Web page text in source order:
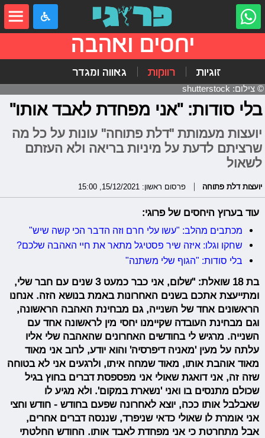
יחסים ואהבה
זוגיות רווקות גאווה ומגדר
© צילום: shutterstock
בלי סודות: "אני מפחדת לאבד אותו"
יועצות מעמותת "דלת פתוחה" עונות על כל מה
שרציתם לדעת על מיניות בריאה ולא העזתם
לשאול
יועצות דלת פתוחה פרסום ראשון: 15/12/2021, 15:00
עוד בערוץ היחסים של פרוגי:
מכתבים מהלב: "עשו עלי חרם וזה הדבר הכי קשה שיש"
שחקו וגלו: איזה שיר פסטיגל מתאר את חיי האהבה שלכם?
בלי סודות: "הגוף שלי משתנה"
בת 18 שואלת: "שלום, אני כבר כמעט 3 שנים עם חבר שלי,
ומתייעצת אתכם בשנים האחרונות באמת בנושא הזה. אנחנו
הראשונים אחד של השנייה, גם מבחינת האהבה הראשונה,
וגם מבחינת העובדה שקיימנו יחסי מין לראשונה אחד עם
השנייה. מרגיש לי בחודשים האחרונים שהאהבה שלי אליו
עלתה על מעין 'מאניה דיפרסיה' והוא יודע, לרוב אני מאוד
מאוד אוהבת אותו, מאוד שמחה איתו, ולרגעים אני לא בטוחה
שזה זה, אני דואגת שאולי אני מפספסת דברים בחוץ בגיל
שכולם מתנסים בו ואני 'נשארת במקום'. ולא מגיע לו
שאבלבל אותו ככה, יוצא לאחרונה שפעם בחודש - חודש וחצי
אני אומרת לו שאולי כדאי שניפרד, שננסה דברים אחרים,
אבל מתחרטת כי אני מפחדת לאבד אותו. החודש החלטתי